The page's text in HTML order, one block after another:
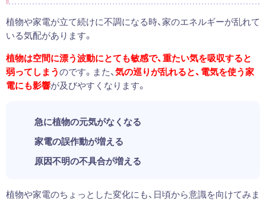
植物や家電が立て続けに不調になる時、家のエネルギーが乱れて
いる気配があります。
植物は空間に漂う波動にとても敏感で、重たい気を吸収すると
弱ってしまうのです。また、気の巡りが乱れると、電気を使う家
電にも影響が及びやすくなります。
急に植物の元気がなくなる
家電の誤作動が増える
原因不明の不具合が増える
植物や家電のちょっとした変化にも、日頃から意識を向けてみま